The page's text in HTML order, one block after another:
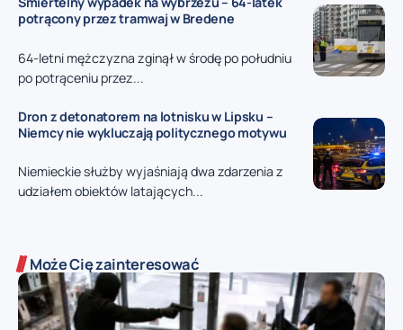
potrącony przez tramwaj w Bredene
64-letni mężczyzna zginął w środę po południu
po potrąceniu przez...
Dron z detonatorem na lotnisku w Lipsku –
Niemcy nie wykluczają politycznego motywu
Niemieckie służby wyjaśniają dwa zdarzenia z
udziałem obiektów latających...
Może Cię zainteresować